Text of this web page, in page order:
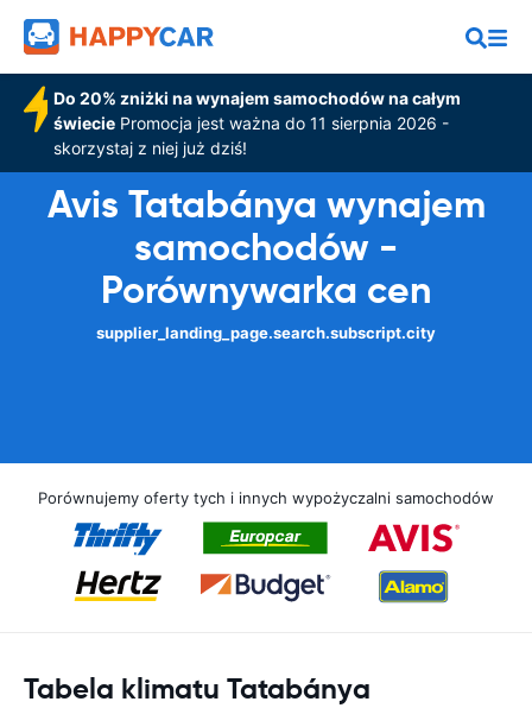
Do 20% zniżki na wynajem samochodów na całym
świeciePromocja jest ważna do 11 sierpnia 2026 -
skorzystaj z niej już dziś!
Avis Tatabánya wynajem
samochodów -
Porównywarka cen
supplier_landing_page.search.subscript.city
Porównujemy oferty tych i innych wypożyczalni samochodów
Tabela klimatu Tatabánya